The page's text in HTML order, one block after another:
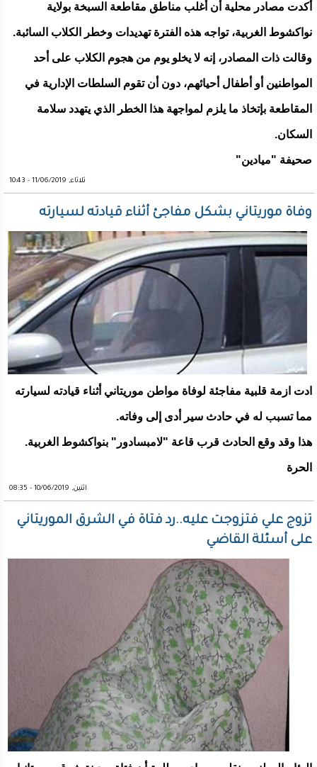
أكدت مصادر محلية أن أغلب مناطق مقاطعة السبخة بولاية
نواكشوط الغربية، تواجه هذه الفترة تهديدات وخطر الكلاب السائبة.
وقالت ذات المصادر، إنه لا يخلو يوم من هجوم الكلاب على أحد
المواطنين أو أطفال أحيائهم، دون أن تقوم السلطات الإدارية في
المقاطعة بإتخاذ ما يلزم لمواجهة هذا الخطر الذي يتهدد سلامة
السكان.
صحيفة "ميادين"
ثلاثاء, 11/06/2019 - 10:43
وفاة موريتاني بشكل مفاجئ أثناء قيادته لسيارته
ادت ازمة قلبية مفاجئة لوفاة مواطن موريتاني أثناء قيادته لسيارته
مما تسبب له في حادث سير أدى إلى وفاته.
هذا وقد وقع الحادث قرب قاعة "لامبسادور" بنواكشوط الغربية.
الحرة
اثنين, 10/06/2019 - 08:35
تزوج علي فتزوجت عليه..رد فتاة في الشرق الموريتاني
على أسئلة القاضي